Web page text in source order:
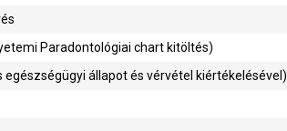
Paradontológiai chart kitöltés)
állapot és vérvétel kiértékelésével)